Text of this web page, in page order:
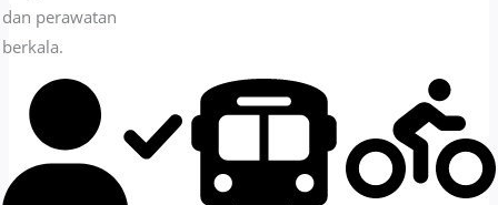
dan perawatan
berkala.